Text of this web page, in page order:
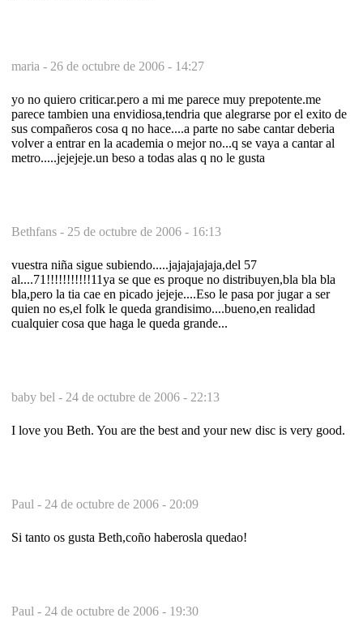
maria - 26 de octubre de 2006 - 14:27
yo no quiero criticar.pero a mi me parece muy prepotente.me
parece tambien una envidiosa,tendria que alegrarse por el exito de
sus compañeros cosa q no hace....a parte no sabe cantar deberia
volver a entrar en la academia o mejor no...q se vaya a cantar al
metro.....jejejeje.un beso a todas alas q no le gusta
Bethfans - 25 de octubre de 2006 - 16:13
vuestra niña sigue subiendo.....jajajajajaja,del 57
al....71!!!!!!!!!!!11ya se que es proque no distribuyen,bla bla bla
bla,pero la tia cae en picado jejeje....Eso le pasa por jugar a ser
quien no es,el folk le queda grandisimo....bueno,en realidad
cualquier cosa que haga le queda grande...
baby bel - 24 de octubre de 2006 - 22:13
I love you Beth. You are the best and your new disc is very good.
Paul - 24 de octubre de 2006 - 20:09
Si tanto os gusta Beth,coño haberosla quedao!
Paul - 24 de octubre de 2006 - 19:30